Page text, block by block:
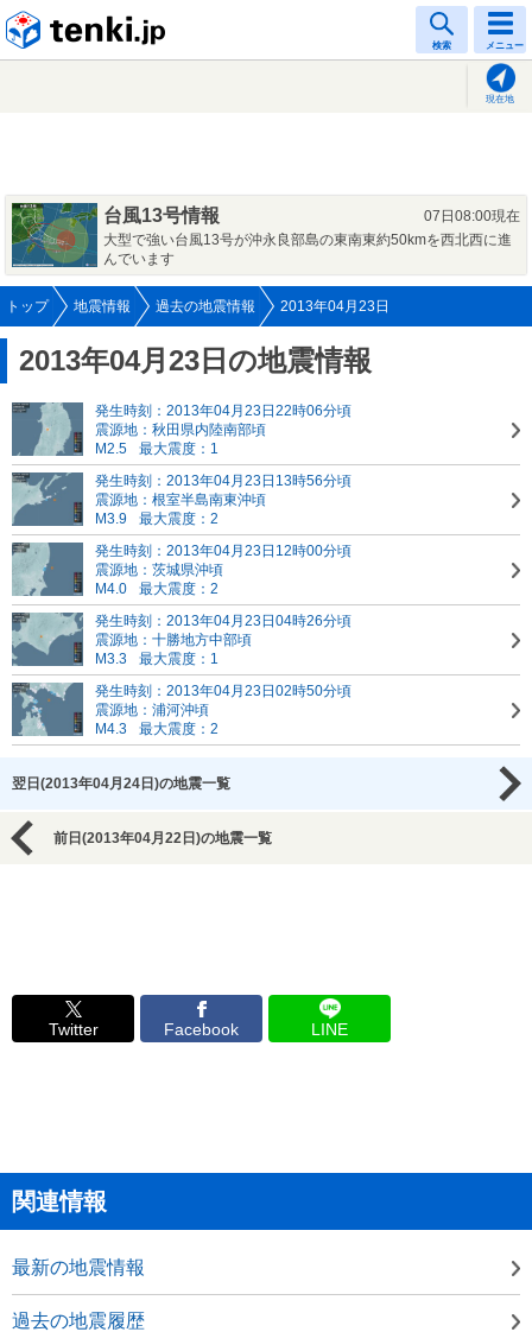
検索 メニュー
現在地
台風13号情報
07日08:00現在
大型で強い台風13号が沖永良部島の東南東約50kmを西北西に進
んでいます
トップ 地震情報 過去の地震情報 2013年04月23日
2013年04月23日の地震情報
発生時刻：2013年04月23日22時06分頃
震源地：秋田県内陸南部頃
M2.5
最大震度：1
発生時刻：2013年04月23日13時56分頃
震源地：根室半島南東沖頃
M3.9
最大震度：2
発生時刻：2013年04月23日12時00分頃
震源地：茨城県沖頃
M4.0
最大震度：2
発生時刻：2013年04月23日04時26分頃
震源地：十勝地方中部頃
M3.3
最大震度：1
発生時刻：2013年04月23日02時50分頃
震源地：浦河沖頃
M4.3
最大震度：2
翌日(2013年04月24日)の地震一覧
前日(2013年04月22日)の地震一覧
Twitter Facebook LINE
関連情報
最新の地震情報
過去の地震履歴